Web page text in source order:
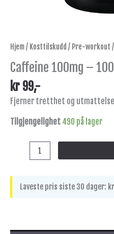
Hjem/ Kosttilskudd / Pre-workout
Caffeine 100mg –
kr 99,-
Fjerner tretthet og utmattelse
Tilgjengelighet 490 på lager
Laveste pris siste 30 dager: kr